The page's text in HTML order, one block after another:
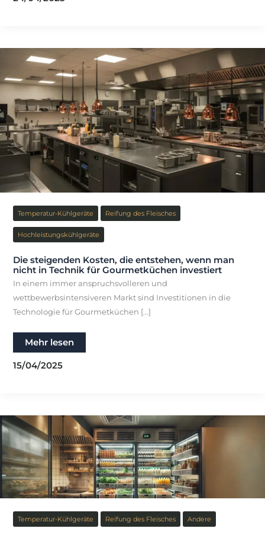
Equipment
Temperatur-Kühlgeräte Reifung des Fleisches
Hochleistungskühlgeräte
Die steigenden Kosten, die entstehen, wenn man
nicht in Technik für Gourmetküchen investiert
In einem immer anspruchsvolleren und
wettbewerbsintensiveren Markt sind Investitionen in die
Technologie für Gourmetküchen [...]
Die
steigenden
Kosten,
die
Technik
für
Gourmetküchen
investiert
Mehr lesen
15/04/2025
Temperatur-Kühlgeräte Reifung des Fleisches Andere